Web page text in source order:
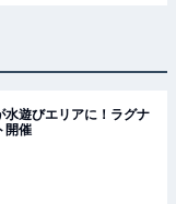
遊びエリアに！ラグナ
開催